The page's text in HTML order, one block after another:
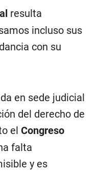
resulta
incluso sus
con su
en sede judicial
del derecho de
el Congreso
falta
y es